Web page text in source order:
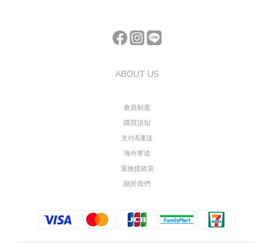
ABOUT US
會員制度
購買須知
支付&運送
海外寄送
退換貨政策
關於我們